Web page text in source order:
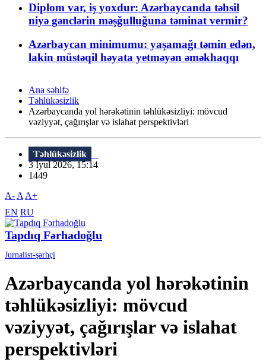
Diplom var, iş yoxdur: Azərbaycanda təhsil
niyə gənclərin məşğulluğuna təminat vermir?
Azərbaycan minimumu: yaşamağı təmin edən,
lakin müstəqil həyata yetməyən əməkhaqqı
Ana səhifə
Təhlükəsizlik
Azərbaycanda yol hərəkətinin təhlükəsizliyi: mövcud
vəziyyət, çağırışlar və islahat perspektivləri
Təhlükəsizlik
3 İyul 2026, 15:14
1449
A- A A+
EN RU
Tapdıq Fərhadoğlu
Jurnalist-şərhçi
Azərbaycanda yol hərəkətinin
təhlükəsizliyi: mövcud
vəziyyət, çağırışlar və islahat
perspektivləri